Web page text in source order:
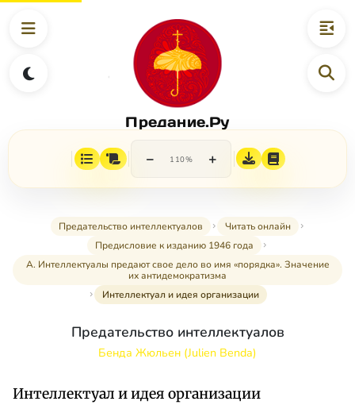
Предание.Ру
− 110% +
Предательство интеллектуалов
Читать онлайн
Предисловие к изданию 1946 года
А. Интеллектуалы предают свое дело во имя «порядка». Значение
их антидемократизма
Интеллектуал и идея организации
Предательство интеллектуалов
Бенда Жюльен (Julien Benda)
Интеллектуал и идея организации